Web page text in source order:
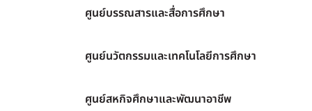
ศูนย์บรรณสารและสื่อการศึกษา
ศูนย์นวัตกรรมและเทคโนโลยีการศึกษา
ศูนย์สหกิจศึกษาและพัฒนาอาชีพ